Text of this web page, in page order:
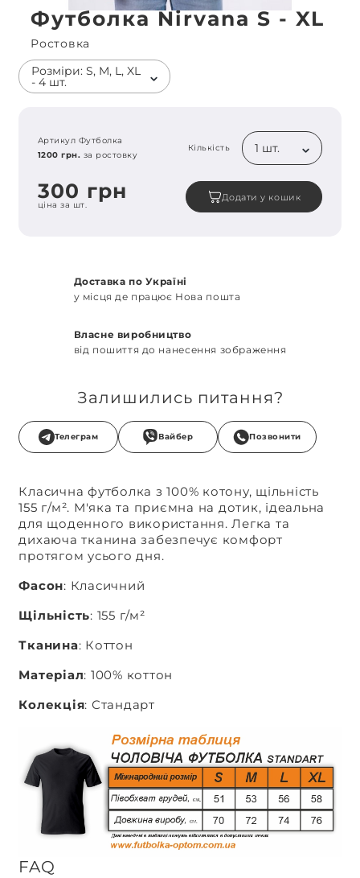
Футболка Nirvana S - XL
Ростовка
Розміри: S, M, L, XL
- 4 шт.
Артикул Футболка
1200 грн. за ростовку
Кількість 1 шт.
300 грн
ціна за шт.
Додати у кошик
Доставка по Україні
у місця де працює Нова пошта
Власне виробництво
від пошиття до нанесення зображення
Залишились питання?
Телеграм Вайбер Позвонити
Класична футболка з 100% котону, щільність
155 г/м². М'яка та приємна на дотик, ідеальна
для щоденного використання. Легка та
дихаюча тканина забезпечує комфорт
протягом усього дня.
Фасон: Класичний
Щільність: 155 г/м²
Тканина: Коттон
Матеріал: 100% коттон
Колекція: Стандарт
FAQ